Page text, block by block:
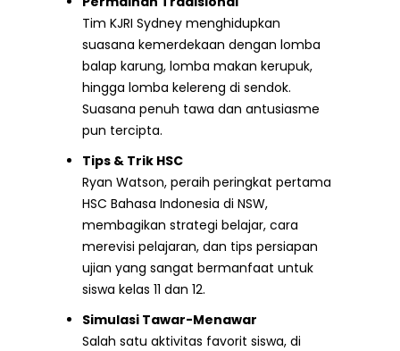
Tim KJRI Sydney menghidupkan
suasana kemerdekaan dengan lomba
balap karung, lomba makan kerupuk,
hingga lomba kelereng di sendok.
Suasana penuh tawa dan antusiasme
pun tercipta.
Tips & Trik HSC
Ryan Watson, peraih peringkat pertama
HSC Bahasa Indonesia di NSW,
membagikan strategi belajar, cara
merevisi pelajaran, dan tips persiapan
ujian yang sangat bermanfaat untuk
siswa kelas 11 dan 12.
Simulasi Tawar-Menawar
Salah satu aktivitas favorit siswa, di